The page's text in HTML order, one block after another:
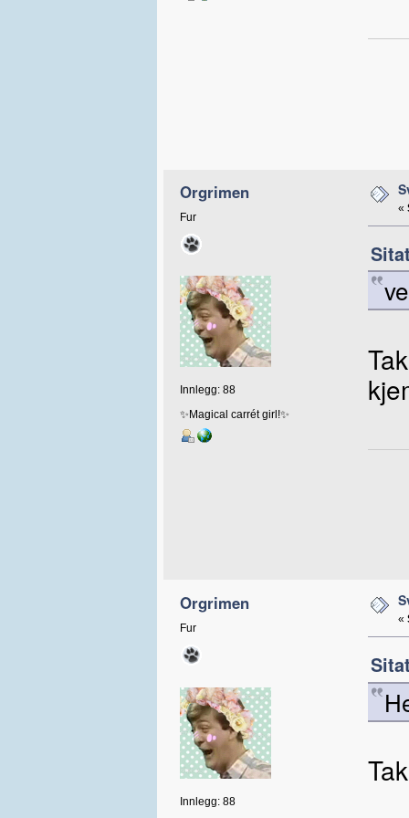
Orgrimen
Fur
Innlegg: 88
✨Magical carrét girl!✨
«
Orgrimen
Fur
Innlegg: 88
«